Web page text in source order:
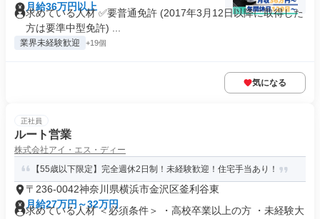
月給36万円以上
求めている人材 ✅要普通免許 (2017年3月12日以降に取得した
方は要準中型免許) ...
業界未経験歓迎 +19個
気になる
正社員
ルート営業
株式会社アイ・エス・ディー
【55歳以下限定】完全週休2日制！未経験歓迎！住宅手当あり！
〒236-0042神奈川県横浜市金沢区釜利谷東
月給27万円～32万円
求めている人材 ＜必須条件＞ ・高校卒業以上の方 ・未経験大